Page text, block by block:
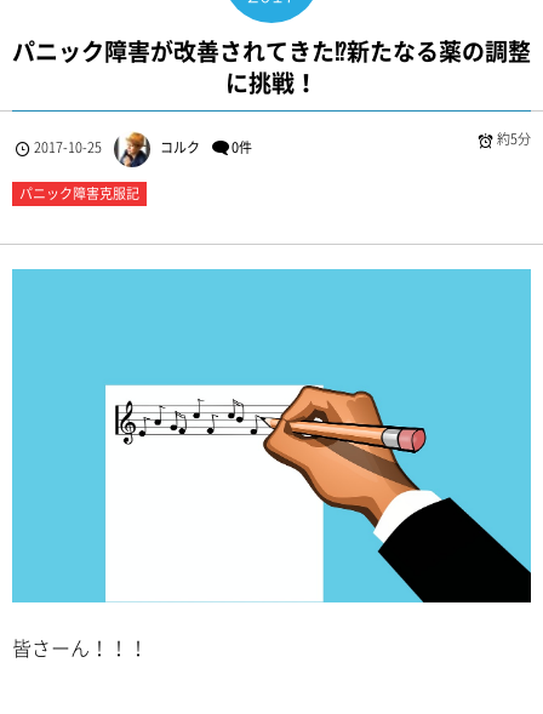
パニック障害が改善されてきた⁉︎新たなる薬の調整
に挑戦！
2017-10-25 コルク 0件 約5分
パニック障害克服記
皆さーん！！！